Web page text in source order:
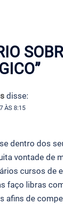
”
disse:
ÀS 8:15
dentro dos
vontade de
cursos de
faço libras
afins de